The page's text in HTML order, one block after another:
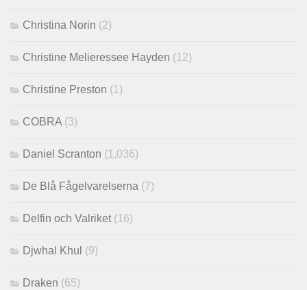
Christina Norin (2)
Christine Melieressee Hayden (12)
Christine Preston (1)
COBRA (3)
Daniel Scranton (1,036)
De Blå Fågelvarelserna (7)
Delfin och Valriket (16)
Djwhal Khul (9)
Draken (65)